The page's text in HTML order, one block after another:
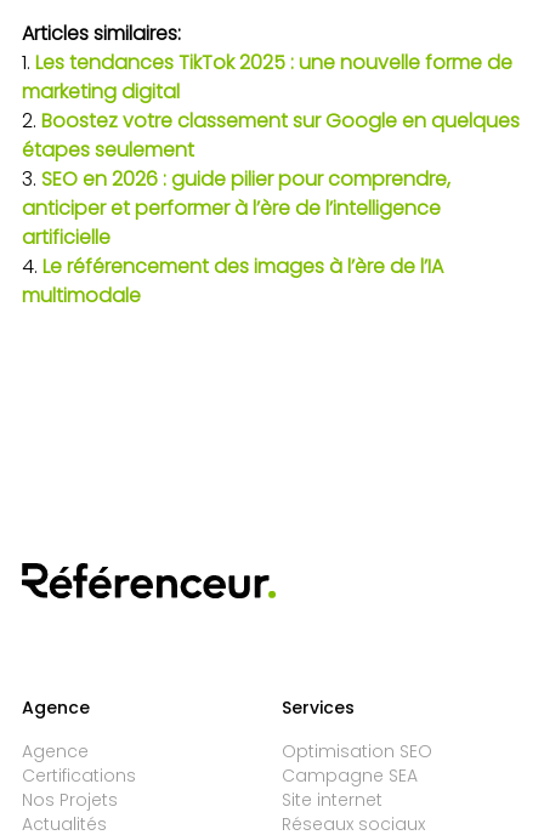
Articles similaires:
Les tendances TikTok 2025 : une nouvelle forme de
marketing digital
Boostez votre classement sur Google en quelques
étapes seulement
SEO en 2026 : guide pilier pour comprendre,
anticiper et performer à l’ère de l’intelligence
artificielle
Le référencement des images à l’ère de l’IA
multimodale
Agence
Agence
Certifications
Nos Projets
Actualités
Services
Optimisation SEO
Campagne SEA
Site internet
Réseaux sociaux